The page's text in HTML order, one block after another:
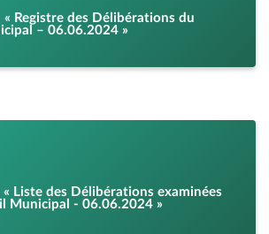
« Registre des Délibérations du
– 06.06.2024 »
« Liste des Délibérations examinées
Municipal - 06.06.2024 »